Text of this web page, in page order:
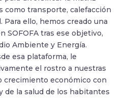
como transporte, calefacción
ello, hemos creado una
SOFOFA tras ese objetivo,
Ambiente y Energía.
esa plataforma, le
el rostro a nuestras
crecimiento económico con
de la salud de los habitantes